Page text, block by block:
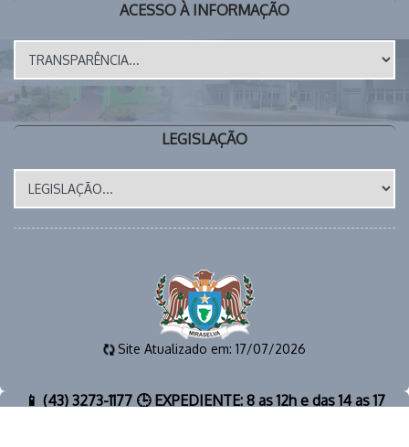
ACESSO À INFORMAÇÃO
LEGISLAÇÃO
Site Atualizado em: 17/07/2026
📱 (43) 3273-1177 🕒 EXPEDIENTE: 8 as 12h e das 14 as 17